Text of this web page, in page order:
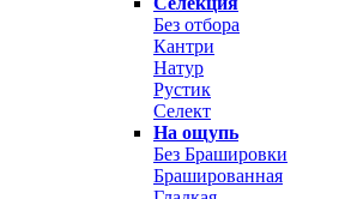
Без отбора
Кантри
Натур
Рустик
Селект
На ощупь
Без Брашировки
Брашированная